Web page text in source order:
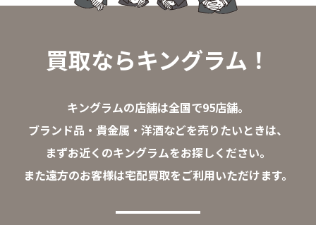
買取ならキングラム！
キングラムの店舗は全国で95店舗。
ブランド品・貴金属・洋酒などを売りたいときは、
まずお近くのキングラムをお探しください。
また遠方のお客様は宅配買取をご利用いただけます。